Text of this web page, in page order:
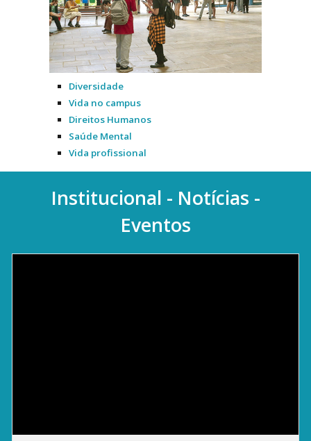
Diversidade
Vida no campus
Direitos Humanos
Saúde Mental
Vida profissional
Institucional - Notícias -
Eventos